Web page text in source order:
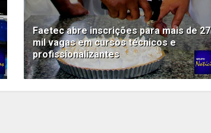
Faetec abre inscrições para mais de 27
mil vagas em cursos técnicos e
profissionalizantes